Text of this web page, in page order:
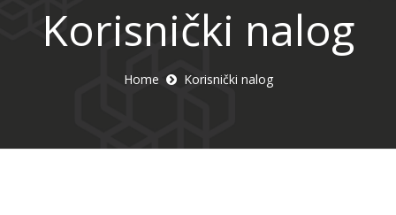
Korisnički nalog
Home Korisnički nalog